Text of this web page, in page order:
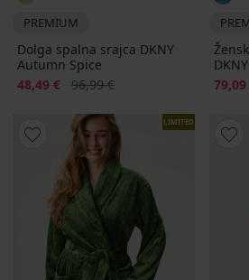
PREMIUM
Dolga spalna srajca DKNY
Autumn Spice
Popust
48,49 € Prvotna cena
96,99 €
LIMITED